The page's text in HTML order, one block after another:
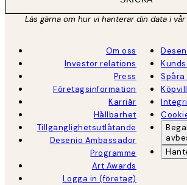
Läs gärna om hur vi hanterar din data i vår
Om oss
Investor relations
Press
Företagsinformation
Karriär
Hållbarhet
Tillgänglighetsutlåtande
Desenio Ambassador
Programme
Art Awards
Logga in (företag)